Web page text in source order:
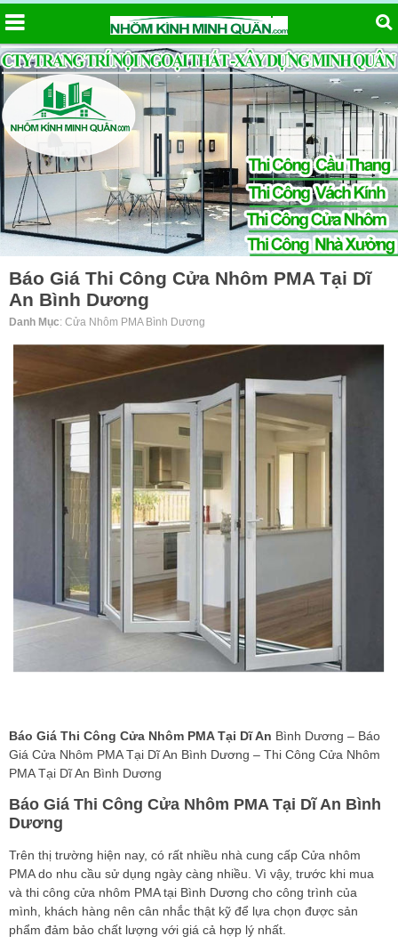
Báo Giá Thi Công Cửa Nhôm PMA Tại Dĩ
An Bình Dương
Danh Mục: Cửa Nhôm PMA Bình Dương
Báo Giá Thi Công Cửa Nhôm PMA Tại Dĩ An Bình Dương – Báo
Giá Cửa Nhôm PMA Tại Dĩ An Bình Dương – Thi Công Cửa Nhôm
PMA Tại Dĩ An Bình Dương
Báo Giá Thi Công Cửa Nhôm PMA Tại Dĩ An Bình
Dương
Trên thị trường hiện nay, có rất nhiều nhà cung cấp Cửa nhôm
PMA do nhu cầu sử dụng ngày càng nhiều. Vì vậy, trước khi mua
và thi công cửa nhôm PMA tại Bình Dương cho công trình của
mình, khách hàng nên cân nhắc thật kỹ để lựa chọn được sản
phẩm đảm bảo chất lượng với giá cả hợp lý nhất.